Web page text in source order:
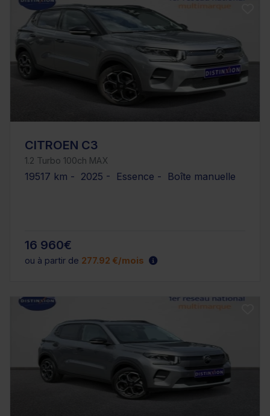
CITROEN C3
1.2 Turbo 100ch MAX
19517 km - 2025 - Essence - Boîte manuelle
16 960€
ou à partir de 277.92 €/mois